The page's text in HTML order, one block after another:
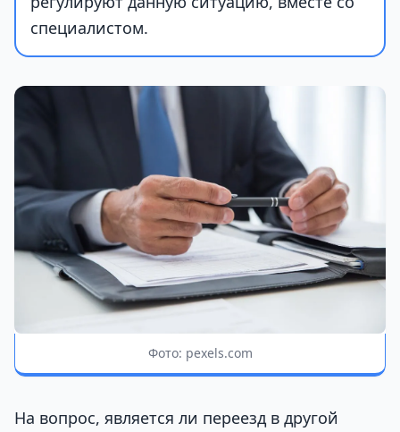
специалистом.
Фото: pexels.com
На вопрос, является ли переезд в другой